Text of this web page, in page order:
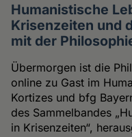
Humanistische
Krisenzeiten und
mit der
Übermorgen ist die
online zu Gast im
Kortizes und bfg
des Sammelbandes
in Krisenzeiten“,